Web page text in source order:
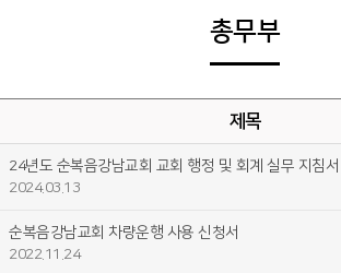
총무부
제목
24년도 순복음강남교회 교회 행정 및 회계 실무 지침서
2024.03.13
순복음강남교회 차량운행 사용 신청서
2022.11.24